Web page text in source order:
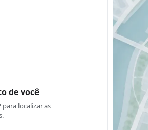
de você
localizar as